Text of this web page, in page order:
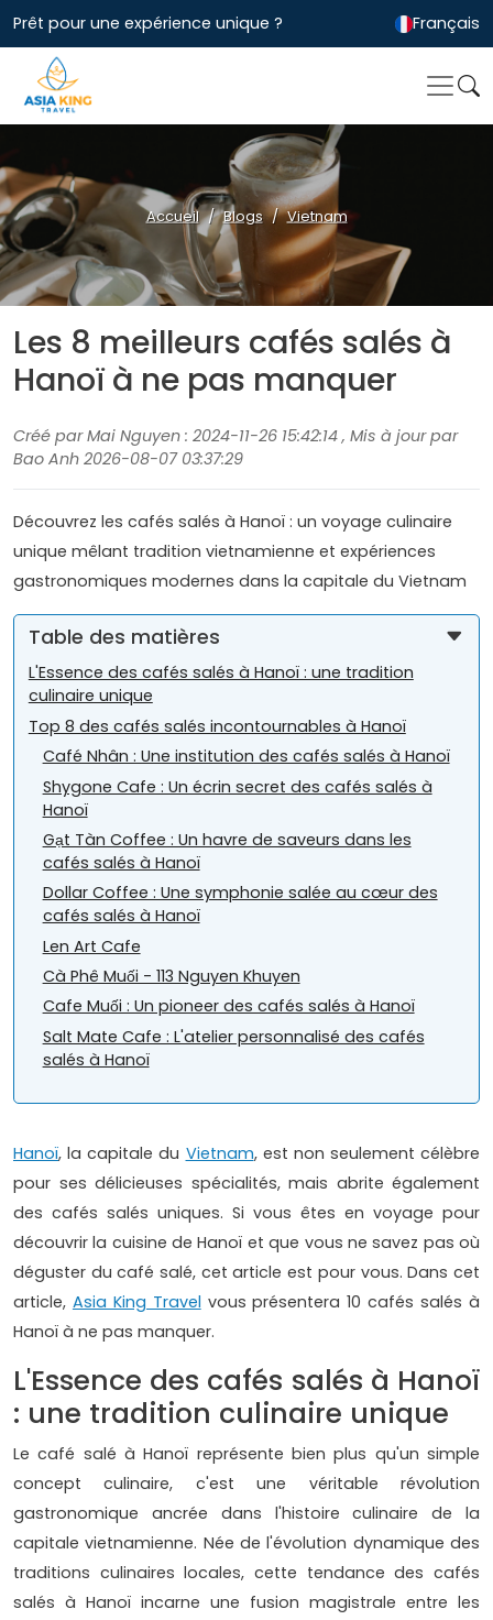
Prêt pour une expérience unique ? Français
Accueil Blogs Vietnam
Les 8 meilleurs cafés salés à
Hanoï à ne pas manquer
Créé par Mai Nguyen : 2024-11-26 15:42:14 , Mis à jour par
Bao Anh 2026-08-07 03:37:29
Découvrez les cafés salés à Hanoï : un voyage culinaire
unique mêlant tradition vietnamienne et expériences
gastronomiques modernes dans la capitale du Vietnam
Table des matières
L'Essence des cafés salés à Hanoï : une tradition
culinaire unique
Top 8 des cafés salés incontournables à Hanoï
Café Nhân : Une institution des cafés salés à Hanoï
Shygone Cafe : Un écrin secret des cafés salés à
Hanoï
Gạt Tàn Coffee : Un havre de saveurs dans les
cafés salés à Hanoï
Dollar Coffee : Une symphonie salée au cœur des
cafés salés à Hanoï
Len Art Cafe
Cà Phê Muối - 113 Nguyen Khuyen
Cafe Muối : Un pioneer des cafés salés à Hanoï
Salt Mate Cafe : L'atelier personnalisé des cafés
salés à Hanoï
Hanoï, la capitale du Vietnam, est non seulement célèbre
pour ses délicieuses spécialités, mais abrite également
des cafés salés uniques. Si vous êtes en voyage pour
découvrir la cuisine de Hanoï et que vous ne savez pas où
déguster du café salé, cet article est pour vous. Dans cet
article, Asia King Travel vous présentera 10 cafés salés à
Hanoï à ne pas manquer.
L'Essence des cafés salés à Hanoï
: une tradition culinaire unique
Le café salé à Hanoï représente bien plus qu'un simple
concept culinaire, c'est une véritable révolution
gastronomique ancrée dans l'histoire culinaire de la
capitale vietnamienne. Née de l'évolution dynamique des
traditions culinaires locales, cette tendance des cafés
salés à Hanoï incarne une fusion magistrale entre les